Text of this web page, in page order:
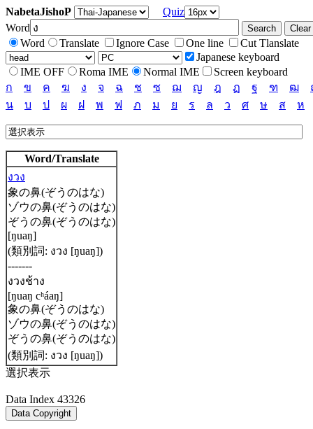
NabetaJishoP
Quiz
Word
Word
Translate Ignore Case One line
Cut Tlanslate
Japanese keyboard
IME OFF
Roma IME Normal IME
Screen keyboard
ก
ข ค ฆ ง จ ฉ ช ซ ฌ ญ ฎ ฏ ฐ ฑ ฒ
น
บ ป ผ ฝ พ ฟ ภ ม ย ร ล ว ศ ษ ส ห
Word/Translate
งวง
象の鼻(ぞうのはな)
ゾウの鼻(ぞうのはな)
ぞうの鼻(ぞうのはな)
[ŋuaŋ]
(類別詞: งวง [ŋuaŋ])
-------
งวงช้าง
[ŋuaŋ cʰáaŋ]
象の鼻(ぞうのはな)
ゾウの鼻(ぞうのはな)
ぞうの鼻(ぞうのはな)
(類別詞: งวง [ŋuaŋ])
選択表示
Data Index 43326